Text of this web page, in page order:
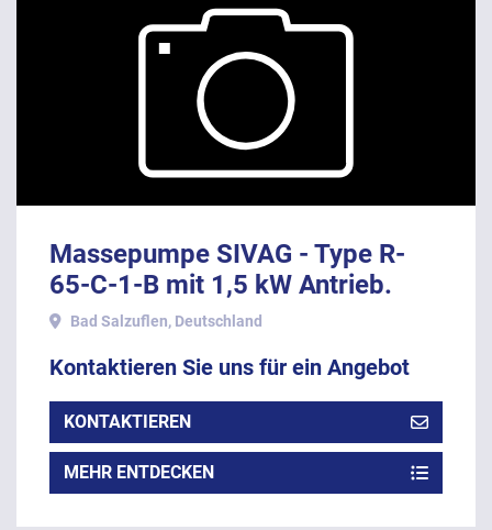
Massepumpe SIVAG - Type R-
65-C-1-B mit 1,5 kW Antrieb.
Bad Salzuflen, Deutschland
Kontaktieren Sie uns für ein Angebot
KONTAKTIEREN
MEHR ENTDECKEN